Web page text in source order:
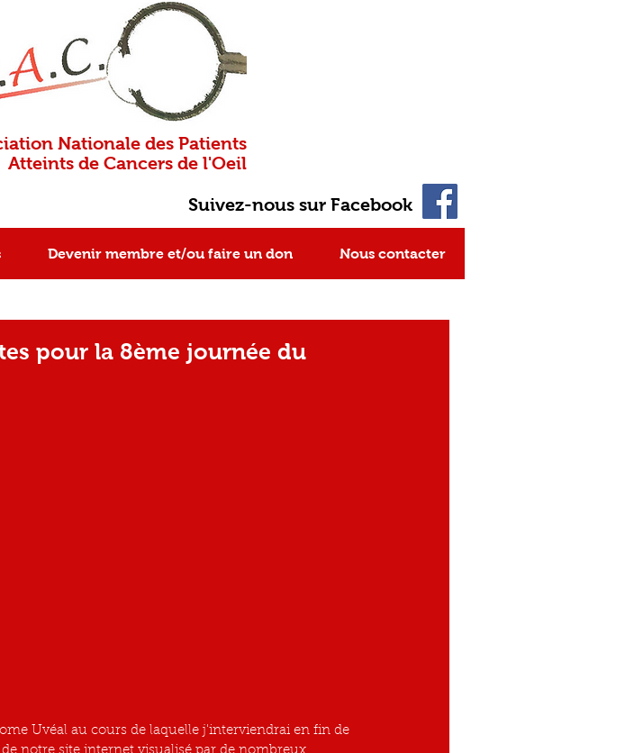
Nationale des Patients
Atteints de Cancers de l'Oeil
Suivez-nous sur Facebook
Devenir membre et/ou faire un don Nous contacter
pour la 8ème journée du
Uvéal au cours de laquelle j'interviendrai en fin de